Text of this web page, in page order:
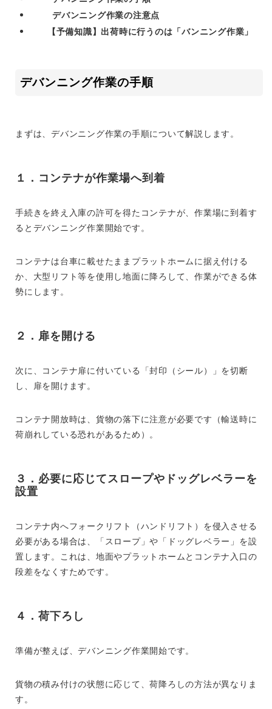
デバンニング作業の注意点
【予備知識】出荷時に行うのは「バンニング作業」
デバンニング作業の手順
まずは、デバンニング作業の手順について解説します。
１．コンテナが作業場へ到着
手続きを終え入庫の許可を得たコンテナが、作業場に到着す
るとデバンニング作業開始です。
コンテナは台車に載せたままプラットホームに据え付ける
か、大型リフト等を使用し地面に降ろして、作業ができる体
勢にします。
２．扉を開ける
次に、コンテナ扉に付いている「封印（シール）」を切断
し、扉を開けます。
コンテナ開放時は、貨物の落下に注意が必要です（輸送時に
荷崩れしている恐れがあるため）。
３．必要に応じてスロープやドッグレベラーを
設置
コンテナ内へフォークリフト（ハンドリフト）を侵入させる
必要がある場合は、「スロープ」や「ドッグレベラー」を設
置します。これは、地面やプラットホームとコンテナ入口の
段差をなくすためです。
４．荷下ろし
準備が整えば、デバンニング作業開始です。
貨物の積み付けの状態に応じて、荷降ろしの方法が異なりま
す。